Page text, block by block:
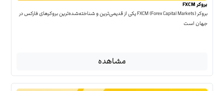
بروکر FXCM
بروکر FXCM (Forex Capital Markets) یکی از قدیمی‌ترین و شناخته‌شده‌ترین بروکرهای فارکس در
جهان است
مشاهده